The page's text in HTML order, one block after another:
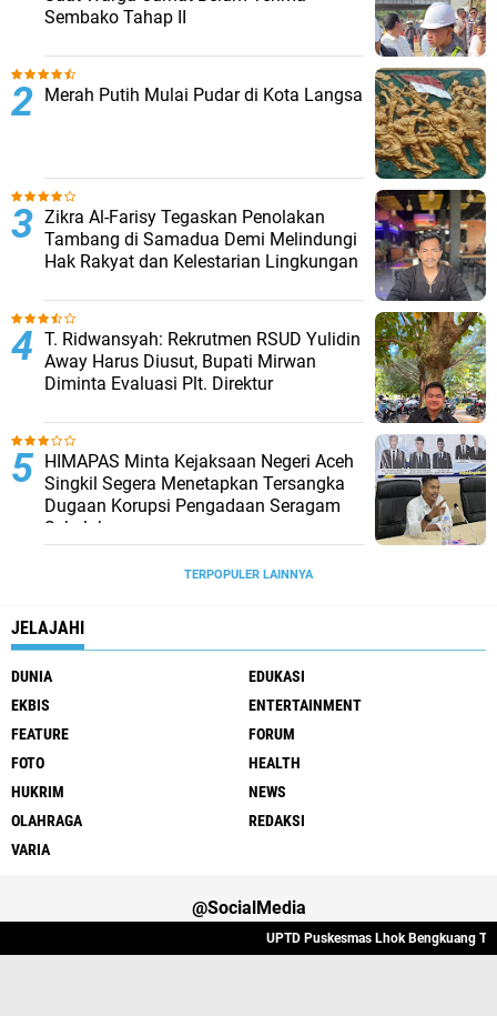
Sembako Tahap II
Merah Putih Mulai Pudar di Kota Langsa
Zikra Al-Farisy Tegaskan Penolakan
Tambang di Samadua Demi Melindungi
Hak Rakyat dan Kelestarian Lingkungan
T. Ridwansyah: Rekrutmen RSUD Yulidin
Away Harus Diusut, Bupati Mirwan
Diminta Evaluasi Plt. Direktur
HIMAPAS Minta Kejaksaan Negeri Aceh
Singkil Segera Menetapkan Tersangka
Dugaan Korupsi Pengadaan Seragam
Sekolah
TERPOPULER LAINNYA
JELAJAHI
DUNIA
EDUKASI
EKBIS
ENTERTAINMENT
FEATURE
FORUM
FOTO
HEALTH
HUKRIM
NEWS
OLAHRAGA
REDAKSI
VARIA
@SocialMedia
UPTD Puskesmas Lhok Bengkuang